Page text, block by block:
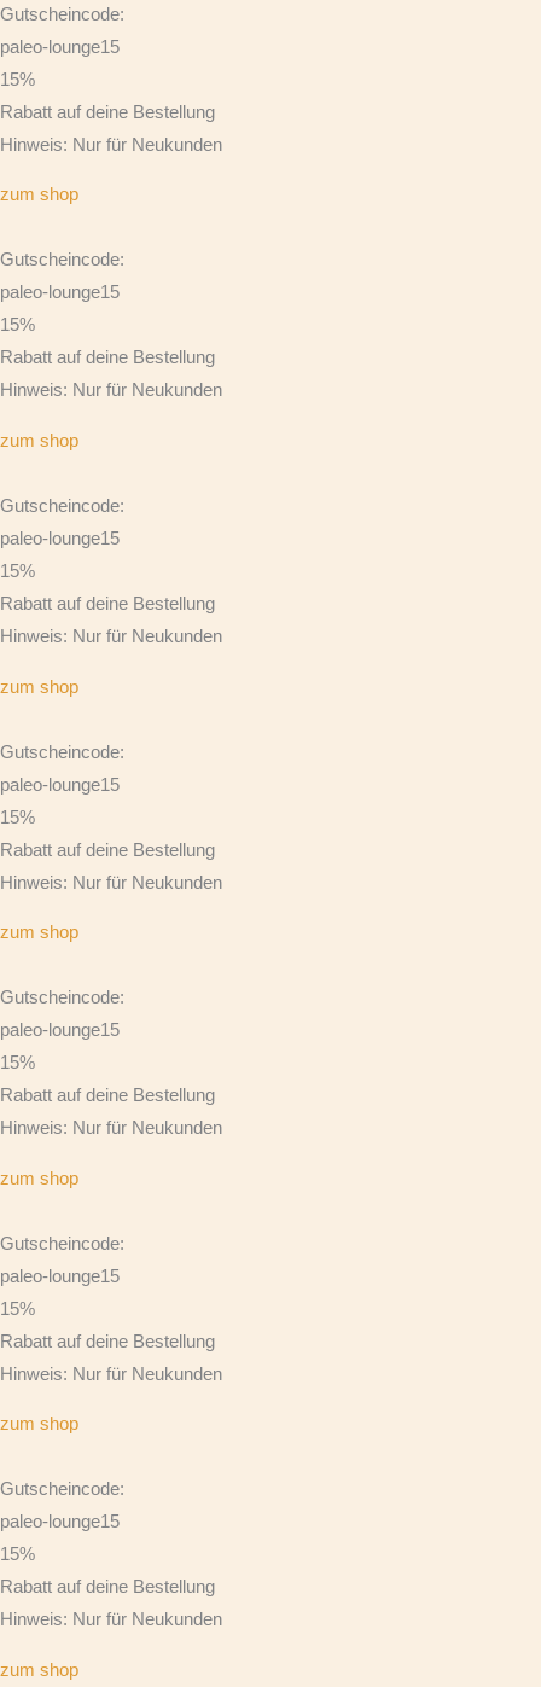
Gutscheincode:
paleo-lounge15
15%
Rabatt auf deine Bestellung
Hinweis: Nur für Neukunden
zum shop
Gutscheincode:
paleo-lounge15
15%
Rabatt auf deine Bestellung
Hinweis: Nur für Neukunden
zum shop
Gutscheincode:
paleo-lounge15
15%
Rabatt auf deine Bestellung
Hinweis: Nur für Neukunden
zum shop
Gutscheincode:
paleo-lounge15
15%
Rabatt auf deine Bestellung
Hinweis: Nur für Neukunden
zum shop
Gutscheincode:
paleo-lounge15
15%
Rabatt auf deine Bestellung
Hinweis: Nur für Neukunden
zum shop
Gutscheincode:
paleo-lounge15
15%
Rabatt auf deine Bestellung
Hinweis: Nur für Neukunden
zum shop
Gutscheincode:
paleo-lounge15
15%
Rabatt auf deine Bestellung
Hinweis: Nur für Neukunden
zum shop